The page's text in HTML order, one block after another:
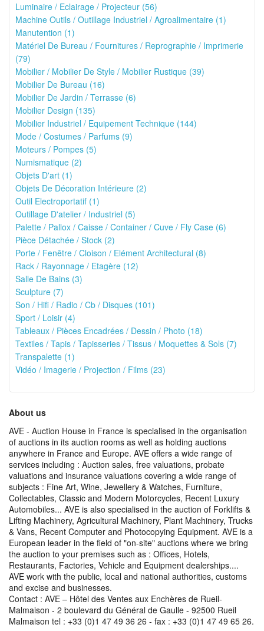
Luminaire / Eclairage / Projecteur (56)
Machine Outils / Outillage Industriel / Agroalimentaire (1)
Manutention (1)
Matériel De Bureau / Fournitures / Reprographie / Imprimerie
(79)
Mobilier / Mobilier De Style / Mobilier Rustique (39)
Mobilier De Bureau (16)
Mobilier De Jardin / Terrasse (6)
Mobilier Design (135)
Mobilier Industriel / Equipement Technique (144)
Mode / Costumes / Parfums (9)
Moteurs / Pompes (5)
Numismatique (2)
Objets D'art (1)
Objets De Décoration Intérieure (2)
Outil Electroportatif (1)
Outillage D'atelier / Industriel (5)
Palette / Pallox / Caisse / Container / Cuve / Fly Case (6)
Pièce Détachée / Stock (2)
Porte / Fenêtre / Cloison / Elément Architectural (8)
Rack / Rayonnage / Etagère (12)
Salle De Bains (3)
Sculpture (7)
Son / Hifi / Radio / Cb / Disques (101)
Sport / Loisir (4)
Tableaux / Pièces Encadrées / Dessin / Photo (18)
Textiles / Tapis / Tapisseries / Tissus / Moquettes & Sols (7)
Transpalette (1)
Vidéo / Imagerie / Projection / Films (23)
About us
AVE - Auction House in France is specialised in the organisation
of auctions in its auction rooms as well as holding auctions
anywhere in France and Europe. AVE offers a wide range of
services including : Auction sales, free valuations, probate
valuations and insurance valuations covering a wide range of
subjects : Fine Art, Wine, Jewellery & Watches, Furniture,
Collectables, Classic and Modern Motorcycles, Recent Luxury
Automobiles... AVE is also specialised in the auction of Forklifts &
Lifting Machinery, Agricultural Machinery, Plant Machinery, Trucks
& Vans, Recent Computer and Photocopying Equipment. AVE is a
European leader in the field of "on-site" auctions where we bring
the auction to your premises such as : Offices, Hotels,
Restaurants, Factories, Vehicle and Equipment dealerships....
AVE work with the public, local and national authorities, customs
and excise and businesses.
Contact : AVE – Hôtel des Ventes aux Enchères de Rueil-
Malmaison - 2 boulevard du Général de Gaulle - 92500 Rueil
Malmaison tel : +33 (0)1 47 49 36 26 - fax : +33 (0)1 47 49 65 26.